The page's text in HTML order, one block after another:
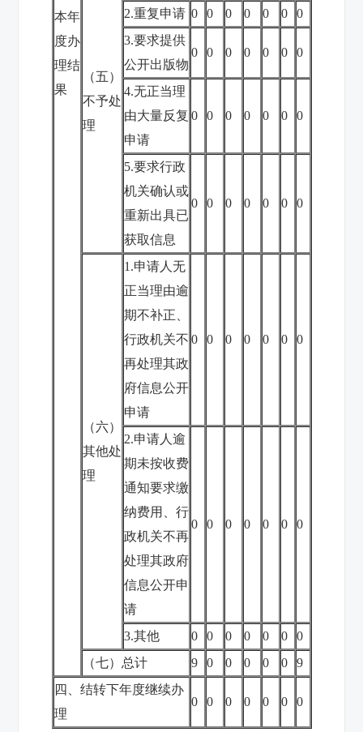
本年
度办
理结
果
（五）
不予处
理
2.重复申请 0 0 0 0 0 0
0
3.要求提供
公开出版物
0 0 0 0 0 0 0
4.无正当理
由大量反复
申请
0 0 0 0 0 0 0
5.要求行政
机关确认或
重新出具已
获取信息
0 0 0 0 0 0 0
（六）
其他处
理
1.申请人无
正当理由逾
期不补正、
行政机关不
再处理其政
府信息公开
申请
0 0 0 0 0 0 0
2.申请人逾
期未按收费
通知要求缴
纳费用、行
政机关不再
处理其政府
信息公开申
请
0 0 0 0 0 0 0
3.其他 0 0 0 0 0 0
0
（七）总计
9 0 0 0 0 0
9
四、结转下年度继续办
理
0 0 0 0 0 0 0